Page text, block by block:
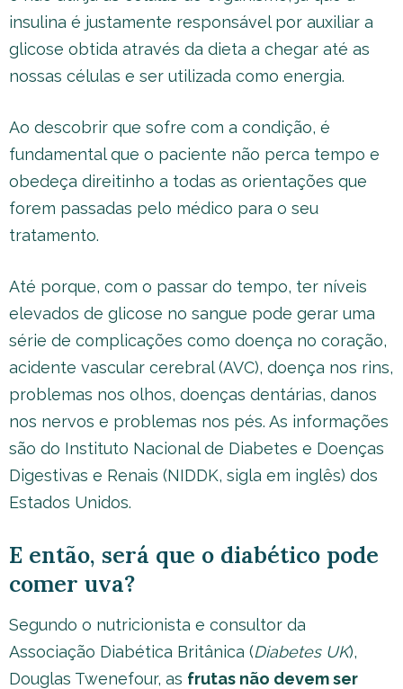
insulina é justamente responsável por auxiliar a
glicose obtida através da dieta a chegar até as
nossas células e ser utilizada como energia.
Ao descobrir que sofre com a condição, é
fundamental que o paciente não perca tempo e
obedeça direitinho a todas as orientações que
forem passadas pelo médico para o seu
tratamento.
Até porque, com o passar do tempo, ter níveis
elevados de glicose no sangue pode gerar uma
série de complicações como doença no coração,
acidente vascular cerebral (AVC), doença nos rins,
problemas nos olhos, doenças dentárias, danos
nos nervos e problemas nos pés. As informações
são do Instituto Nacional de Diabetes e Doenças
Digestivas e Renais (NIDDK, sigla em inglês) dos
Estados Unidos.
E então, será que o diabético pode
comer uva?
Segundo o nutricionista e consultor da
Associação Diabética Britânica (Diabetes UK),
Douglas Twenefour, as frutas não devem ser